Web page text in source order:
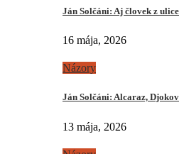
Ján Solčáni: Aj človek z
16 mája, 2026
Názory
Ján Solčáni: Alcaraz,
13 mája, 2026